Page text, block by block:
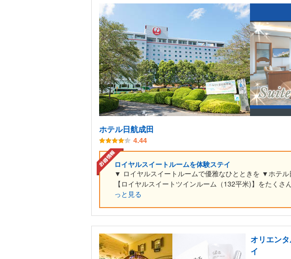
ホテル日航成田
4.44
ロイヤルスイートルームを体験ステイ
▼ ロイヤルスイートルームで優雅なひとときを ▼ホテル
【ロイヤルスイートツインルーム（132平米)】をたくさ
っと見る
オリエン
イ